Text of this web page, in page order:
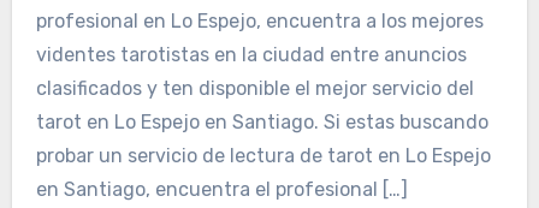
profesional en Lo Espejo, encuentra a los mejores
videntes tarotistas en la ciudad entre anuncios
clasificados y ten disponible el mejor servicio del
tarot en Lo Espejo en Santiago. Si estas buscando
probar un servicio de lectura de tarot en Lo Espejo
en Santiago, encuentra el profesional […]